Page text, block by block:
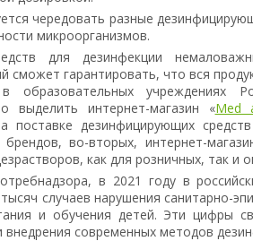
чередовать разные
микроорганизмов.
для дезинфекции
сможет гарантировать, что вся
образовательных учреждениях
выделить интернет-магазин «Med
поставке дезинфицирующих
брендов, во-вторых, интернет-
как для розничных, так и
в 2021 году в
случаев нарушения санитарно-
и обучения детей. Эти цифры
внедрения современных методов